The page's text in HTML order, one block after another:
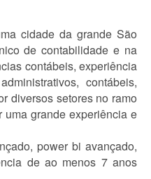
cidade da grande São
de contabilidade e na
contábeis, experiência
contábeis,
diversos setores no ramo
grande experiência e
power bi avançado,
de ao menos 7 anos